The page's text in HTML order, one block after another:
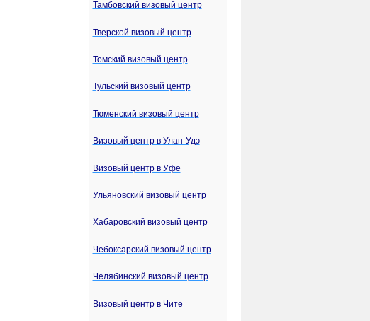
Тамбовский визовый центр
Тверской визовый центр
Томский визовый центр
Тульский визовый центр
Тюменский визовый центр
Визовый центр в Улан-Удэ
Визовый центр в Уфе
Ульяновский визовый центр
Хабаровский визовый центр
Чебоксарский визовый центр
Челябинский визовый центр
Визовый центр в Чите